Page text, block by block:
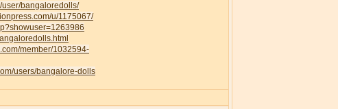
user/bangaloredolls/
u/1175067/
member/1032594-
users/bangalore-dolls